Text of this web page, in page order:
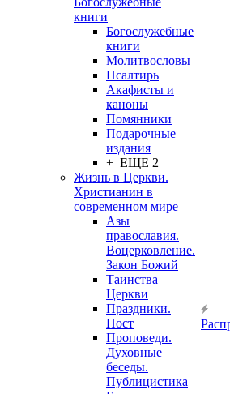
книги
Богослужебные
книги
Молитвословы
Псалтирь
Акафисты и
каноны
Помянники
Подарочные
издания
+ ЕЩЕ 2
Жизнь в Церкви.
Христианин в
современном мире
Азы
православия.
Воцерковление.
Закон Божий
Таинства
Церкви
Праздники.
Пост
Проповеди.
Духовные
беседы.
Публицистика